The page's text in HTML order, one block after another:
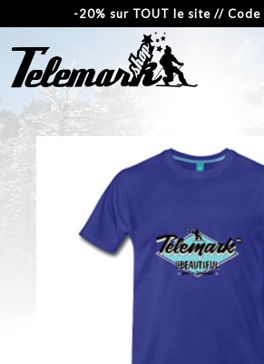
-20% sur TOUT le site // Code